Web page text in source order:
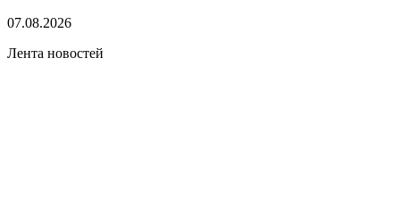
07.08.2026
Лента новостей